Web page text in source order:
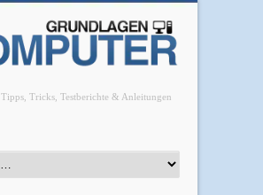
Tipps, Tricks, Testberichte & Anleitungen